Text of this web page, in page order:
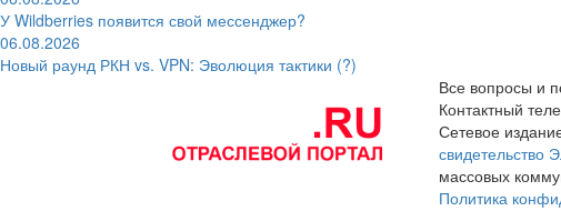
У Wildberries появится свой мессенджер?
06.08.2026
Новый раунд РКН vs. VPN: Эволюция тактики (?)
Все вопросы и
Контактный
Сетевое
массовых
Политика